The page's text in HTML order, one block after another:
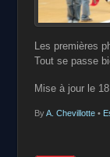
Les premières
Tout se passe
Mise à jour le
ByA. Chevillotte•